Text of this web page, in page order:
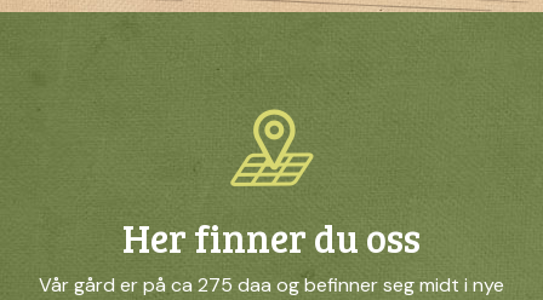
Her finner du oss
Vår gård er på ca 275 daa og befinner seg midt i nye